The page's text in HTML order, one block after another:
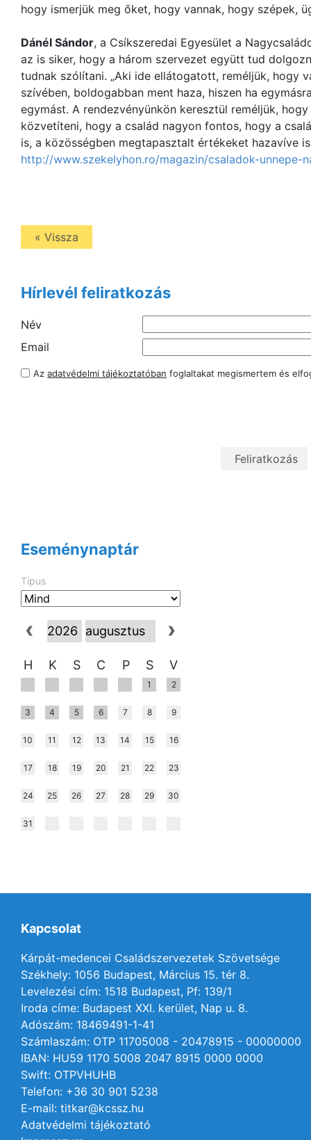
hogy ismerjük meg őket, hogy vannak, hogy szépek,
Dánél Sándor, a Csíkszeredai Egyesület a
az is siker, hogy a három szervezet együtt tud
tudnak szólítani. „Aki ide ellátogatott, reméljük, hogy
szívében, boldogabban ment haza, hiszen ha
egymást. A rendezvényünkön keresztül reméljük,
közvetíteni, hogy a család nagyon fontos, hogy a
is, a közösségben megtapasztalt értékeket hazavíve
http://www.szekelyhon.ro/magazin/csaladok-unnepe-
« Vissza
Hírlevél feliratkozás
Név
Email
Az adatvédelmi tájékoztatóban foglaltakat megismertem és
Eseménynaptár
Típus
H K S C P S V
1 2
3 4 5 6 7 8 9
10 11 12 13 14 15 16
17 18 19 20 21 22 23
24 25 26 27 28 29 30
31
Kapcsolat
Kárpát-medencei Családszervezetek Szövetsége
Székhely: 1056 Budapest, Március 15. tér 8.
Levelezési cím: 1518 Budapest, Pf: 139/1
Iroda címe: Budapest XXI. kerület, Nap u. 8.
Adószám: 18469491-1-41
Számlaszám: OTP 11705008 - 20478915 - 00000000
IBAN: HU59 1170 5008 2047 8915 0000 0000
Swift: OTPVHUHB
Telefon: +36 30 901 5238
E-mail: titkar@kcssz.hu
Adatvédelmi tájékoztató